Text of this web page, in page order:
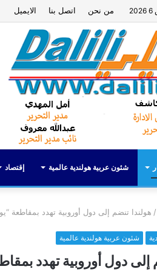
من نحن اتصل بنا الايميل
شئون عربية هولندية عالمية إقتصاد
/ هولندا تنضم إلى دول أوروبية تهدد بمقاطعة “يوروفيجن 2026” رفضا
شئون عربية هولندية عالمية